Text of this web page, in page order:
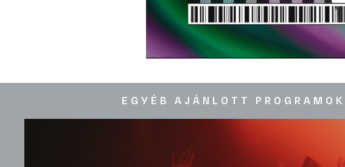
EGYÉB AJÁNLOTT PROGRAMOK